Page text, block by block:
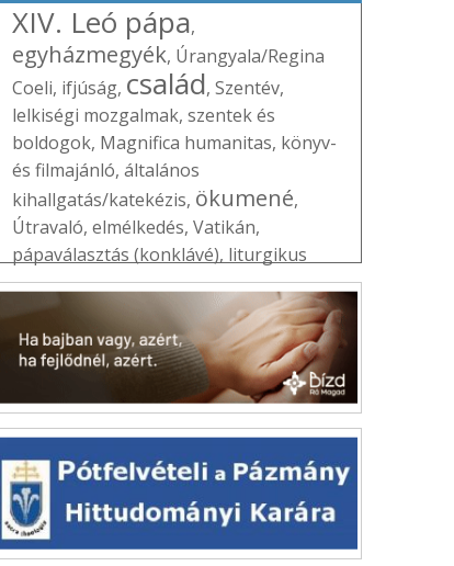
XIV. Leó pápa,
egyházmegyék, Úrangyala/Regina
Coeli, ifjúság, család, Szentév,
lelkiségi mozgalmak, szentek és
boldogok, Magnifica humanitas, könyv-
és filmajánló, általános
kihallgatás/katekézis, ökumené,
Útravaló, elmélkedés, Vatikán,
pápaválasztás (konklávé), liturgikus
jegyzet,Erdő Péter